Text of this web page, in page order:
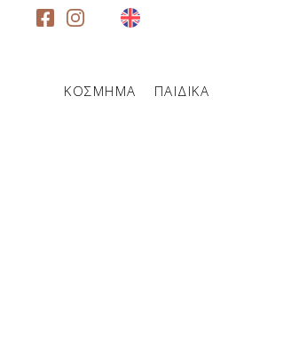
ΚΟΣΜΗΜΑ ΠΑΙΔΙΚΑ